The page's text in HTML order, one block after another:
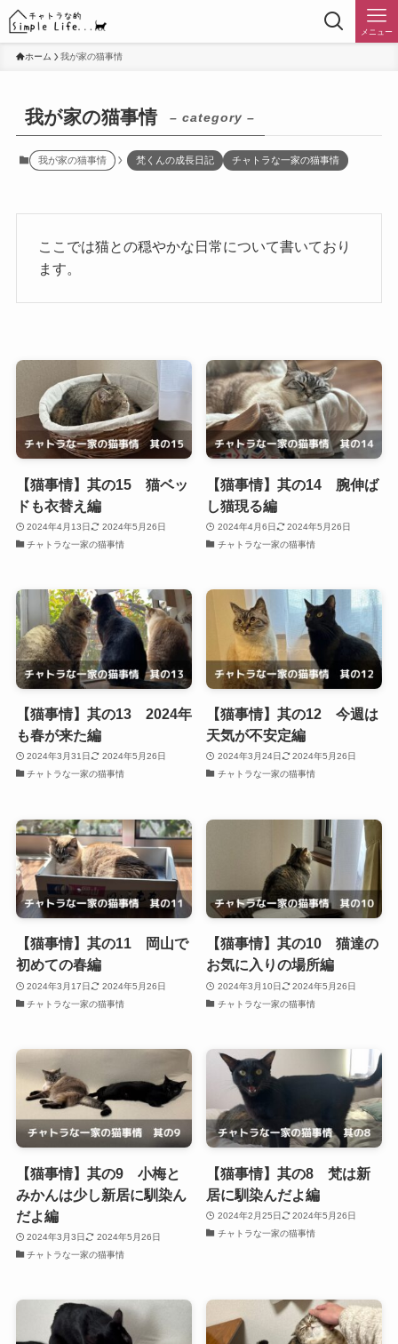
メニュー
ホーム 我が家の猫事情
我が家の猫事情 – category –
我が家の猫事情 梵くんの成長日記 チャトラな一家の猫事情
ここでは猫との穏やかな日常について書いており
ます。
【猫事情】其の15 猫ベッ
ドも衣替え編
2024年4月13日
2024年5月26日
チャトラな一家の猫事情
【猫事情】其の14 腕伸ば
し猫現る編
2024年4月6日
2024年5月26日
チャトラな一家の猫事情
【猫事情】其の13 2024年
も春が来た編
2024年3月31日
2024年5月26日
チャトラな一家の猫事情
【猫事情】其の12 今週は
天気が不安定編
2024年3月24日
2024年5月26日
チャトラな一家の猫事情
【猫事情】其の11 岡山で
初めての春編
2024年3月17日
2024年5月26日
チャトラな一家の猫事情
【猫事情】其の10 猫達の
お気に入りの場所編
2024年3月10日
2024年5月26日
チャトラな一家の猫事情
【猫事情】其の9 小梅と
みかんは少し新居に馴染ん
だよ編
2024年3月3日
2024年5月26日
チャトラな一家の猫事情
【猫事情】其の8 梵は新
居に馴染んだよ編
2024年2月25日
2024年5月26日
チャトラな一家の猫事情